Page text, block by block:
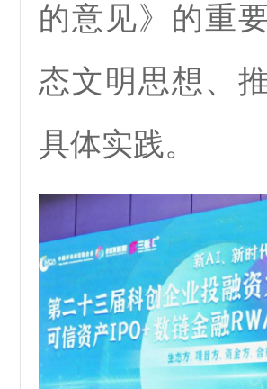
的意见》的重
态文明思想、
具体实践。